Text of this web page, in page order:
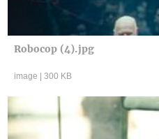
Robocop (4).jpg
image 300 KB